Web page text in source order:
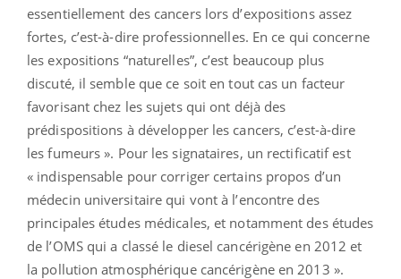
essentiellement des cancers lors d’expositions assez
fortes, c’est-à-dire professionnelles. En ce qui concerne
les expositions “naturelles”, c’est beaucoup plus
discuté, il semble que ce soit en tout cas un facteur
favorisant chez les sujets qui ont déjà des
prédispositions à développer les cancers, c’est-à-dire
les fumeurs ». Pour les signataires, un rectificatif est
« indispensable pour corriger certains propos d’un
médecin universitaire qui vont à l’encontre des
principales études médicales, et notamment des études
de l’OMS qui a classé le diesel cancérigène en 2012 et
la pollution atmosphérique cancérigène en 2013 ».